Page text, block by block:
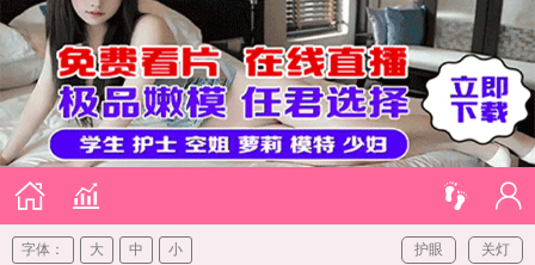
关灯
护眼
字体： 大 中 小